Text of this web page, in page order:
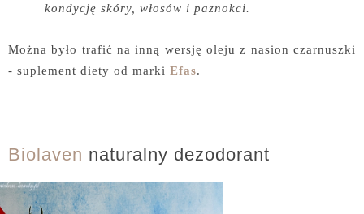
kondycję skóry, włosów i paznokci.
Można było trafić na inną wersję oleju z nasion czarnuszki
- suplement diety od marki Efas.
Biolaven naturalny dezodorant